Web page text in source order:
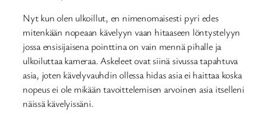
Nyt kun olen ulkoillut, en nimenomaisesti pyri edes
mitenkään nopeaan kävelyyn vaan hitaaseen löntystelyyn
jossa ensisijaisena pointtina on vain mennä pihalle ja
ulkoiluttaa kameraa. Askeleet ovat siinä sivussa tapahtuva
asia, joten kävelyvauhdin ollessa hidas asia ei haittaa koska
nopeus ei ole mikään tavoittelemisen arvoinen asia itselleni
näissä kävelyissäni.